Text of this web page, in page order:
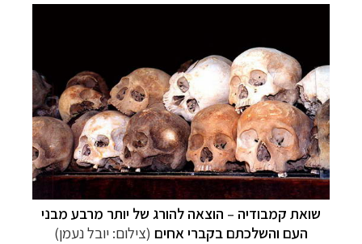
שואת קמבודיה – הוצאה להורג של יותר מרבע מבני
העם והשלכתם בקברי אחים (צילום: יובל נעמן)